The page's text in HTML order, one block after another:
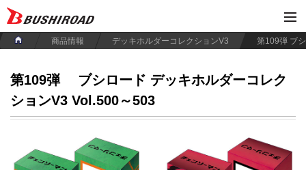
商品情報 デッキホルダーコレクションV3
第109弾
ブシロード デッキホルダーコレク
ションV3 Vol.500～503